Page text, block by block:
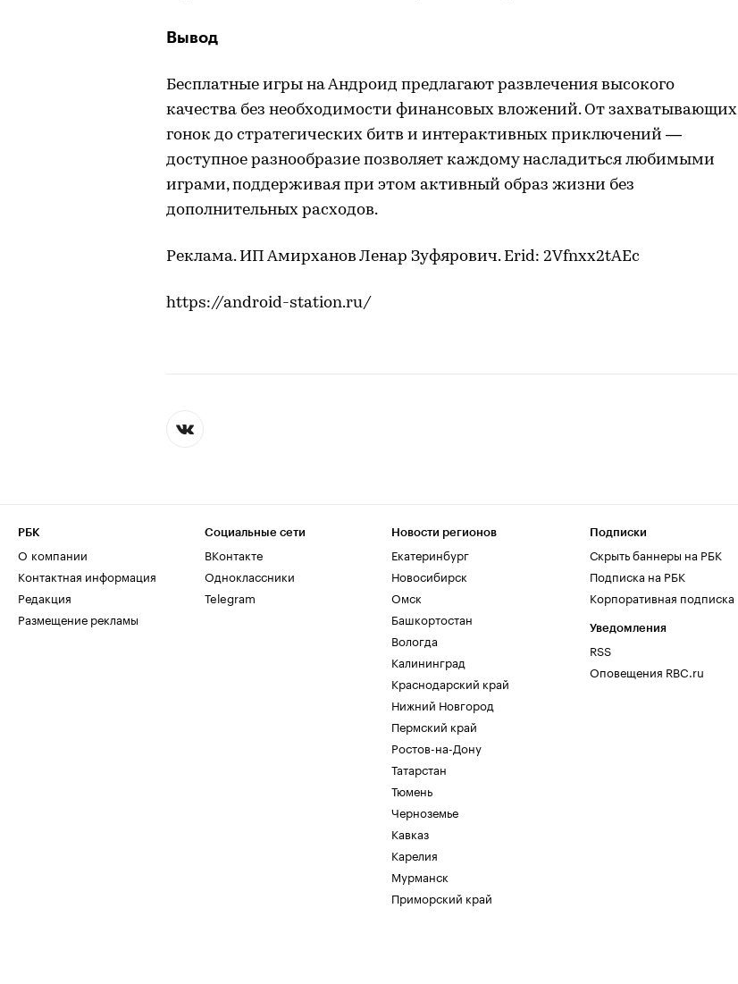
Вывод
Бесплатные игры на Андроид предлагают развлечения высокого
качества без необходимости финансовых вложений. От захватывающих
гонок до стратегических битв и интерактивных приключений —
доступное разнообразие позволяет каждому насладиться любимыми
играми, поддерживая при этом активный образ жизни без
дополнительных расходов.
Реклама. ИП Амирханов Ленар Зуфярович. Erid: 2Vfnxx2tAEc
https://android-station.ru/
РБК
О компании
Контактная информация
Редакция
Размещение рекламы
Социальные сети
ВКонтакте
Одноклассники
Telegram
Новости регионов
Екатеринбург
Новосибирск
Омск
Башкортостан
Вологда
Калининград
Краснодарский край
Нижний Новгород
Пермский край
Ростов-на-Дону
Татарстан
Тюмень
Черноземье
Кавказ
Карелия
Мурманск
Приморский край
Подписки
Скрыть баннеры на РБК
Подписка на РБК
Корпоративная подписка
Уведомления
RSS
Оповещения RBC.ru